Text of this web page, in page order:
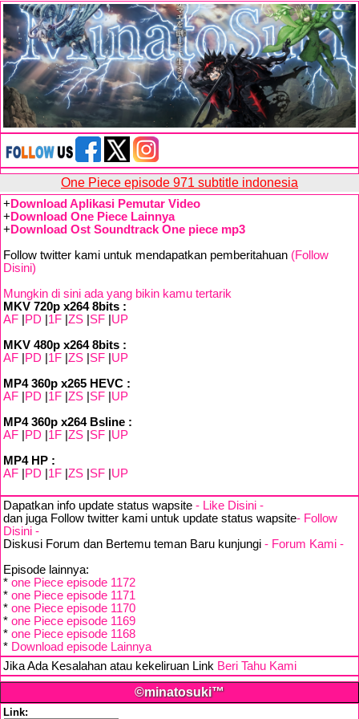
One Piece episode 971 subtitle indonesia
+ Download Aplikasi Pemutar Video
+ Download One Piece Lainnya
+ Download Ost Soundtrack One piece mp3
Follow twitter kami untuk mendapatkan pemberitahuan (Follow
Disini)
Mungkin di sini ada yang bikin kamu tertarik
MKV 720p x264 8bits :
AF
PD 1F ZS SF UP
MKV 480p x264 8bits :
AF
PD 1F ZS SF UP
MP4 360p x265 HEVC :
AF
PD 1F ZS SF UP
MP4 360p x264 Bsline :
AF
PD 1F ZS SF UP
MP4 HP :
AF
PD 1F ZS SF UP
Dapatkan info update status wapsite - Like Disini -
dan juga Follow twitter kami untuk update status wapsite- Follow
Disini -
Diskusi Forum dan Bertemu teman Baru kunjungi - Forum Kami -
Episode lainnya:
* one Piece episode 1172
* one Piece episode 1171
* one Piece episode 1170
* one Piece episode 1169
* one Piece episode 1168
* Download episode Lainnya
Jika Ada Kesalahan atau kekeliruan Link Beri Tahu Kami
©minatosuki™
Link: